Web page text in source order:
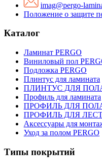
imag@pergo-
Положение о защите
Каталог
Ламинат PERGO
Виниловый пол
Подложка PERGO
Плинтус для ламината
ПЛИНТУС ДЛЯ
Профиль для ламината
ПРОФИЛЬ ДЛЯ
ПРОФИЛЬ ДЛЯ
Аксессуары для
Уход за полом PERGO
Типы покрытий